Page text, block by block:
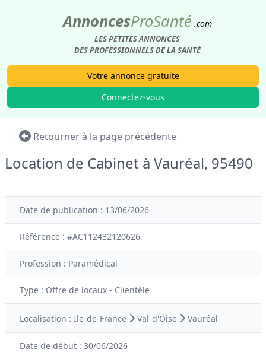
AnnoncesProSanté .com
LES PETITES ANNONCES
DES PROFESSIONNELS DE LA SANTÉ
Votre annonce gratuite
Connectez-vous
Retourner à la page précédente
Location de Cabinet à Vauréal, 95490
Date de publication : 13/06/2026
Référence : #AC112432120626
Profession : Paramédical
Type : Offre de locaux - Clientèle
Localisation : Ile-de-France Val-d'Oise Vauréal
Date de début : 30/06/2026